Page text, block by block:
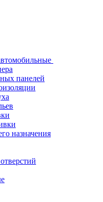
панелей
назначения